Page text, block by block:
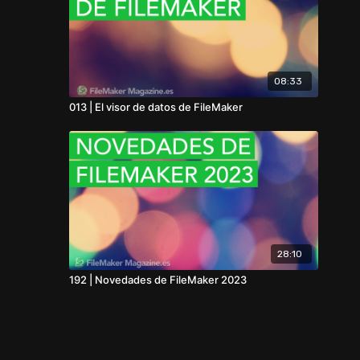
08:33
013 | El visor de datos de FileMaker
28:10
192 | Novedades de FileMaker 2023